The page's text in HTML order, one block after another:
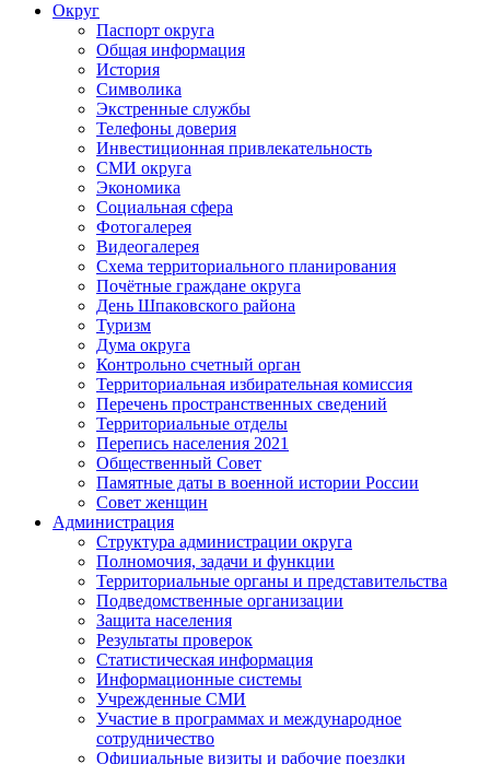
Округ
Паспорт округа
Общая информация
История
Символика
Экстренные службы
Телефоны доверия
Инвестиционная привлекательность
СМИ округа
Экономика
Социальная сфера
Фотогалерея
Видеогалерея
Схема территориального планирования
Почётные граждане округа
День Шпаковского района
Туризм
Дума округа
Контрольно счетный орган
Территориальная избирательная комиссия
Перечень пространственных сведений
Территориальные отделы
Перепись населения 2021
Общественный Совет
Памятные даты в военной истории России
Совет женщин
Администрация
Структура администрации округа
Полномочия, задачи и функции
Территориальные органы и представительства
Подведомственные организации
Защита населения
Результаты проверок
Статистическая информация
Информационные системы
Учрежденные СМИ
Участие в программах и международное
сотрудничество
Официальные визиты и рабочие поездки